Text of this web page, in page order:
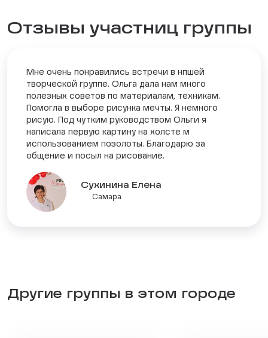
Отзывы участниц группы
Мне очень понравились встречи в нпшей
творческой группе. Ольга дала нам много
полезных советов по материалам, техникам.
Помогла в выборе рисунка мечты. Я немного
рисую. Под чутким руководством Ольги я
написала первую картину на холсте м
использованием позолоты. Благодарю за
общение и посыл на рисование.
Сухинина Елена
Самара
Другие группы в этом городе